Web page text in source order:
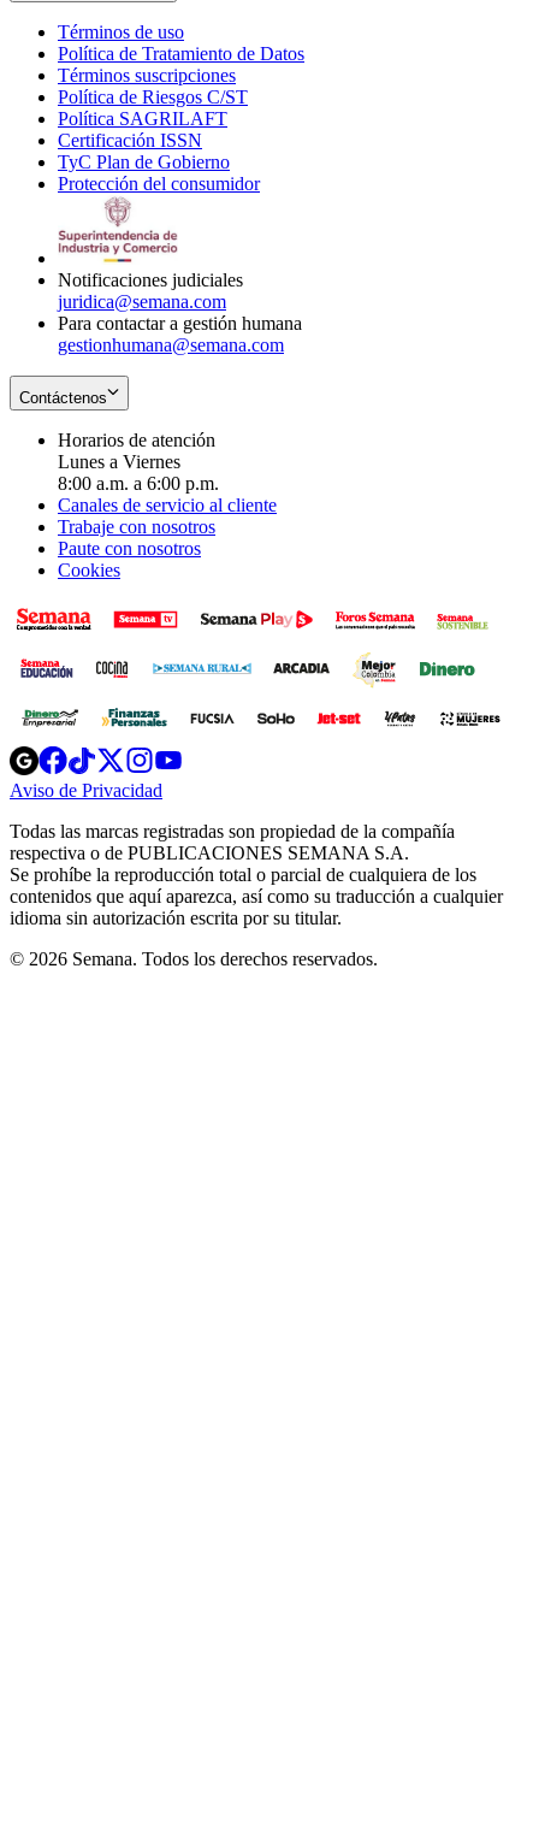
Términos de uso
in
new
window
Política de Tratamiento de Datos
Términos suscripciones
in
Política de Riesgos C/ST
Política SAGRILAFT
new
window
Certificación ISSN
in
new
TyC Plan de Gobierno
in
Protección del consumidorOpens
Notificaciones judiciales
juridica@semana.com
Para contactar a gestión humana
gestionhumana@semana.com
Contáctenos
Horarios de atención
Lunes a Viernes
8:00 a.m. a 6:00 p.m.
Canales de servicio al cliente
Trabaje con nosotros
Paute con nosotros
Cookies
Opens
in
new
Opens
in
new
Opens
in
new
window
Opens
new
windowwindow
Aviso de Privacidad
new
window
Todas las marcas registradas son propiedad de la compañía
respectiva o de PUBLICACIONES SEMANA S.A.
Se prohíbe la reproducción total o parcial de cualquiera de los
contenidos que aquí aparezca, así como su traducción a cualquier
idioma sin autorización escrita por su titular.
© 2026 Semana. Todos los derechos reservados.